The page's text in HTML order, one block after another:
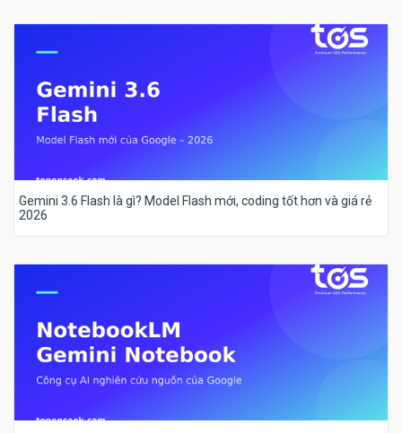
Gemini 3.6 Flash là gì? Model Flash mới, coding tốt hơn và giá rẻ
2026